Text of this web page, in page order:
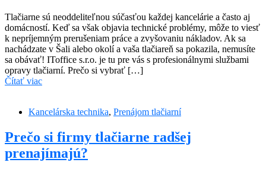
Tlačiarne sú neoddeliteľnou súčasťou každej kancelárie a často aj
domácností. Keď sa však objavia technické problémy, môže to viesť
k nepríjemným prerušeniam práce a zvyšovaniu nákladov. Ak sa
nachádzate v Šali alebo okolí a vaša tlačiareň sa pokazila, nemusíte
sa obávať! IToffice s.r.o. je tu pre vás s profesionálnymi službami
opravy tlačiarní. Prečo si vybrať […]
Čítať viac
Kancelárska technika, Prenájom tlačiarní
Prečo si firmy tlačiarne radšej
prenajímajú?